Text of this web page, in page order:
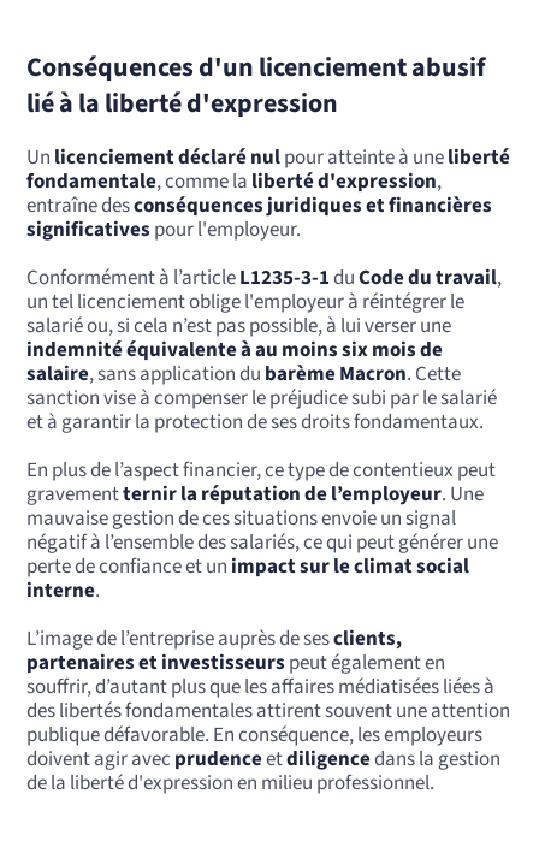
Conséquences d'un licenciement abusif
lié à la liberté d'expression
Un licenciement déclaré nulpour atteinte à uneliberté
fondamentale, comme la liberté d'expression,
entraîne desconséquences juridiques et financières
significatives pour l'employeur.
Conformément à l’articleL1235-3-1duCode du travail,
un tel licenciement oblige l'employeur à réintégrer le
salarié ou, si cela n’est pas possible, à lui verser une
indemnité équivalente à au moins six mois de
salaire, sans application du barème Macron. Cette
sanction vise à compenser le préjudice subi par le salarié
et à garantir la protection de ses droits fondamentaux.
En plus de l’aspect financier, ce type de contentieux peut
gravementternir la réputation de l’employeur. Une
mauvaise gestion de ces situations envoie un signal
négatif à l’ensemble des salariés, ce qui peut générer une
perte de confiance et un impact sur le climat social
interne.
L’image de l’entreprise auprès de sesclients,
partenaires et investisseurs peut également en
souffrir, d’autant plus que les affaires médiatisées liées à
des libertés fondamentales attirent souvent une attention
publique défavorable. En conséquence, les employeurs
doivent agir avec prudenceetdiligencedans la gestion
de la liberté d'expression en milieu professionnel.